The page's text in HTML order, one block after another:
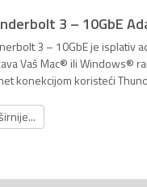
3 – 10GbE
3 – 10GbE je isplativ
Vaš Mac® ili Windows®
konekcijom koristeći